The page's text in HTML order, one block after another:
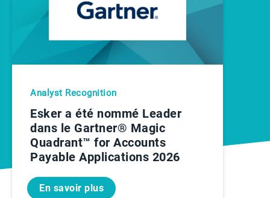
Analyst Recognition
Esker a été nommé Leader
dans le Gartner® Magic
Quadrant™ for Accounts
Payable Applications 2026
En savoir plus